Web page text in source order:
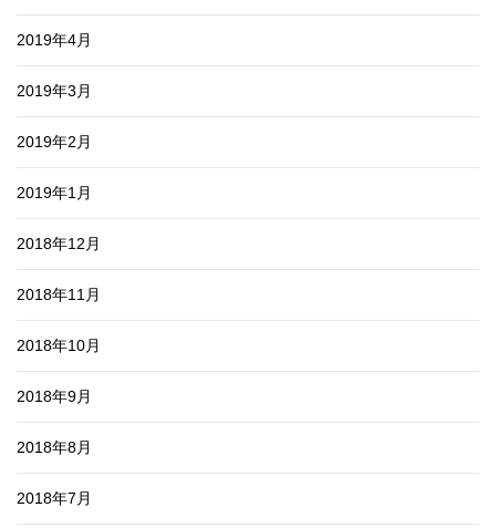
2019年4月
2019年3月
2019年2月
2019年1月
2018年12月
2018年11月
2018年10月
2018年9月
2018年8月
2018年7月